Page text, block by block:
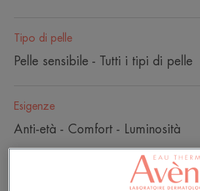
Tipo di pelle
Pelle sensibile - Tutti i tipi di pelle
Esigenze
Anti-età - Comfort - Luminosità